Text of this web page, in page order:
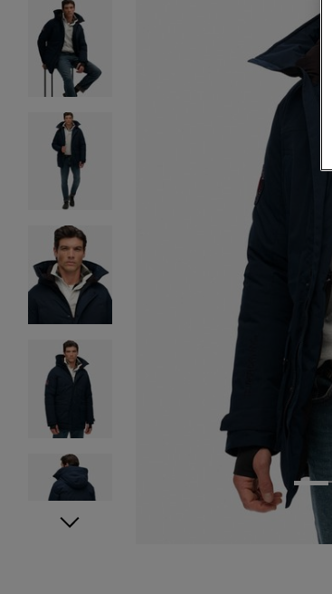
1